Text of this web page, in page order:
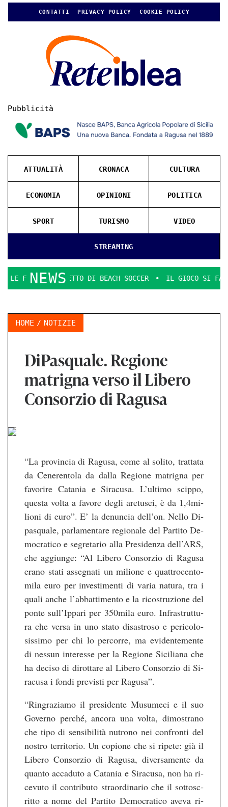
CONTATTI PRIVACY POLICY COOKIE POLICY
Pubblicità
STREAMING
ATTUALITÀ CRONACA CULTURA
ECONOMIA OPINIONI POLITICA
SPORT TURISMO VIDEO
NEWS
DI BEACH SOCCER IL GIOCO SI FA DURO. IL
HOME NOTIZIE
DiPasquale. Regione
matrigna verso il Libero
Consorzio di Ragusa
“La pro­vin­cia di Ra­gu­sa, come al so­li­to, tr­at­ta­ta
da Ce­ne­rento­la da dalla Re­gio­ne ma­trig­na per
fa­vo­ri­re Ca­ta­nia e Si­ra­cu­sa. L’ul­ti­mo scip­po,
ques­ta volta a fa­vo­re degli are­tu­sei, è da 1,4mi­
lio­ni di euro”. E’ la de­nun­cia dell’on. Nello Di­
pas­qua­le, par­la­men­ta­re re­gio­na­le del Par­ti­to De­
mo­cra­ti­co e se­gre­ta­rio alla Pre­si­den­za dell’ARS,
che ag­g­iun­ge: “Al Li­be­ro Con­sor­zio di Ra­gu­sa
erano stati as­seg­na­ti un mi­lio­ne e quat­tro­cen­to­
mi­la euro per in­ves­ti­men­ti di varia na­tu­ra, tra i
quali anche l’ab­bat­ti­men­to e la ri­cos­tru­zio­ne del
ponte sull’Ip­pa­ri per 350mila euro. In­fras­trut­tu­
ra che versa in uno stato di­sas­tro­so e peri­co­lo­
sis­si­mo per chi lo per­cor­re, ma evi­den­te­men­te
di nes­sun in­ter­es­se per la Re­gio­ne Si­ci­lia­na che
ha de­ci­so di di­rot­ta­re al Li­be­ro Con­sor­zio di Si­
ra­cu­sa i fondi pre­vis­ti per Ra­gu­sa”.
“Rin­gra­zi­a­mo il pre­si­den­te Mu­su­me­ci e il suo
Go­ver­no per­ché, an­co­ra una volta, di­mos­tra­no
che tipo di sensibilità nu­tro­no nei con­fron­ti del
nos­tro ter­ri­to­rio. Un co­pio­ne che si ri­pe­te: già il
Li­be­ro Con­sor­zio di Ra­gu­sa, di­ver­sa­men­te da
quan­to ac­ca­duto a Ca­ta­nia e Si­ra­cu­sa, non ha ri­
ce­vu­to il con­tri­bu­to stra­or­di­na­rio che il sot­tosc­
rit­to a nome del Par­ti­to De­mo­cra­ti­co aveva ri­